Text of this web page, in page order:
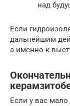
над
Если
дальнейшим
а именно к
Если у вас мало